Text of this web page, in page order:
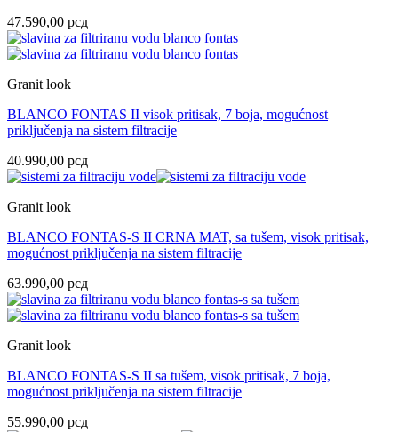
47.590,00 рсд
Granit look
BLANCO FONTAS II visok pritisak, 7 boja, mogućnost
priključenja na sistem filtracije
40.990,00 рсд
Granit look
BLANCO FONTAS-S II CRNA MAT, sa tušem, visok pritisak,
mogućnost priključenja na sistem filtracije
63.990,00 рсд
Granit look
BLANCO FONTAS-S II sa tušem, visok pritisak, 7 boja,
mogućnost priključenja na sistem filtracije
55.990,00 рсд